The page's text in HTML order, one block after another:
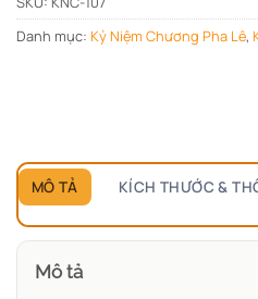
Danh mục: Kỷ Niệm Chương Pha Lê,
MÔ TẢ KÍCH THƯỚC &
Mô tả